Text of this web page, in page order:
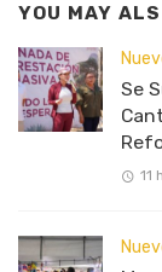
YOU MAY
Se
11